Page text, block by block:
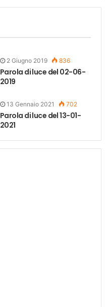
2 Giugno 2019 836
Parola di luce del 02-06-
2019
13 Gennaio 2021 702
Parola di luce del 13-01-
2021